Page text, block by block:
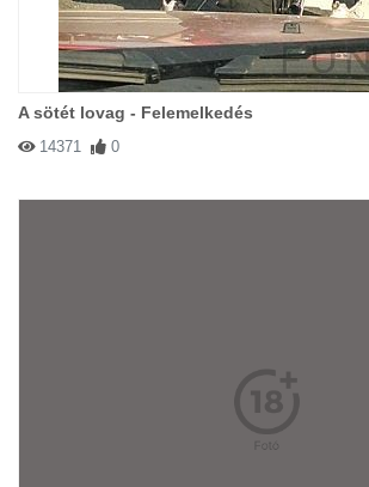
A sötét lovag - Felemelkedés
14371 0